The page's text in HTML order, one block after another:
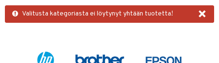
Luontaistuotteet
×
Valitusta kategoriasta ei löytynyt yhtään tuotetta!